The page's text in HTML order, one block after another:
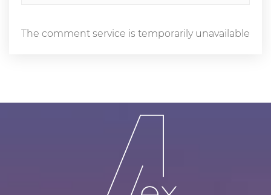
The comment service is temporarily unavailable